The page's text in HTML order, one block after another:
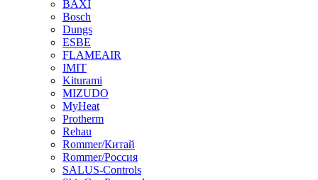
BAXI
Bosch
Dungs
ESBE
FLAMEAIR
IMIT
Kiturami
MIZUDO
MyHeat
Protherm
Rehau
Rommer/Китай
Rommer/Россия
SALUS-Controls